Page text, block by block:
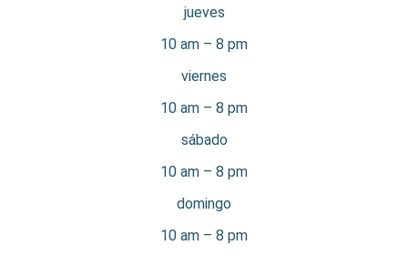
jueves
10 am – 8 pm
viernes
10 am – 8 pm
sábado
10 am – 8 pm
domingo
10 am – 8 pm